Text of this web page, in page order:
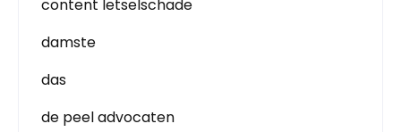
content letselschade
damste
das
de peel advocaten